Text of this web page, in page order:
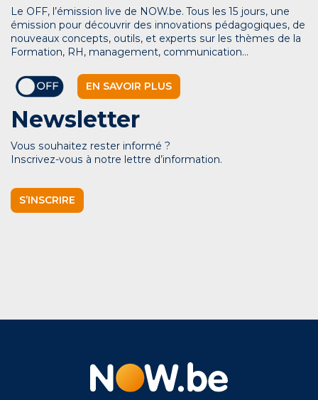
Le OFF, l’émission live de NOW.be. Tous les 15 jours, une
émission pour découvrir des innovations pédagogiques, de
nouveaux concepts, outils, et experts sur les thèmes de la
Formation, RH, management, communication…
EN SAVOIR PLUS
Newsletter
Vous souhaitez rester informé ?
Inscrivez-vous à notre lettre d’information.
S’INSCRIRE